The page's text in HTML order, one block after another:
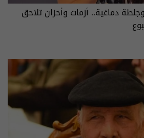
دماغية.. أزمات وأحزان تلاحق